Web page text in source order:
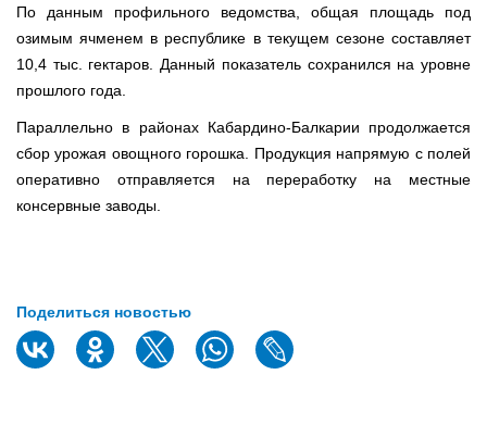
По данным профильного ведомства, общая площадь под
озимым ячменем в республике в текущем сезоне составляет
10,4 тыс. гектаров. Данный показатель сохранился на уровне
прошлого года.
Параллельно в районах Кабардино-Балкарии продолжается
сбор урожая овощного горошка. Продукция напрямую с полей
оперативно отправляется на переработку на местные
консервные заводы.
Поделиться новостью